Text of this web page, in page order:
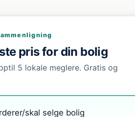
pris for din bolig
5 lokale meglere. Gratis og
skal selge bolig